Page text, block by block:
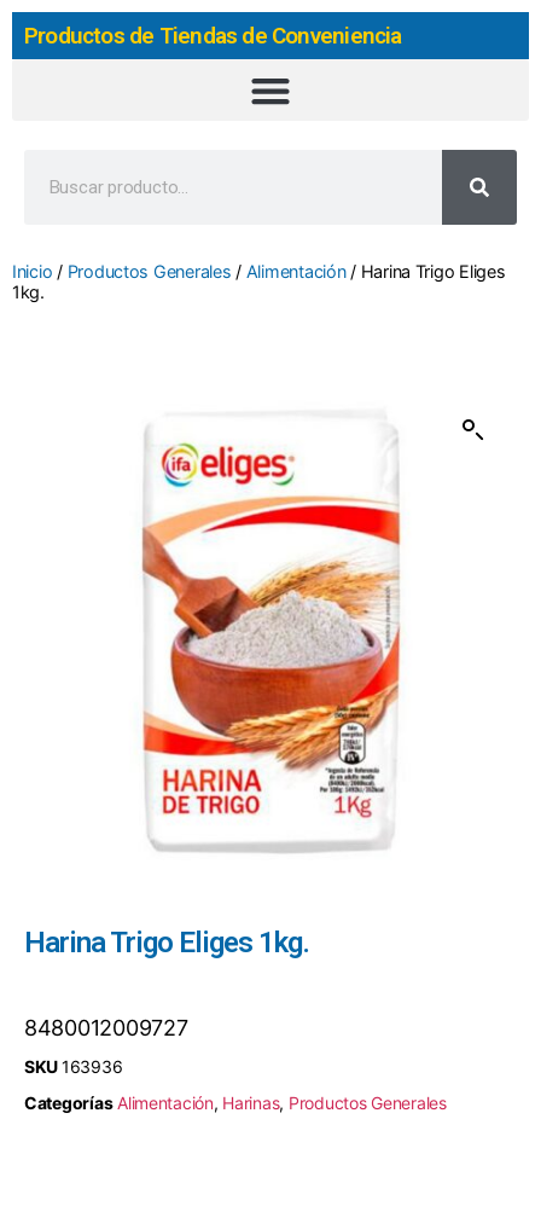
Productos de Tiendas de Conveniencia
Inicio / Productos Generales / Alimentación/ Harina Trigo Eliges
1kg.
Harina Trigo Eliges 1kg.
8480012009727
SKU163936
Categorías Alimentación, Harinas, Productos Generales